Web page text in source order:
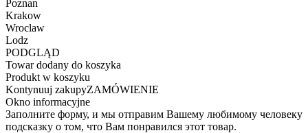
Poznan
Krakow
Wroclaw
Lodz
PODGLĄD
Towar dodany do koszyka
Produkt w koszyku
Kontynuuj zakupyZAMÓWIENIE
Okno informacyjne
Заполните форму, и мы отправим Вашему любимому человеку
подсказку о том, что Вам понравился этот товар.